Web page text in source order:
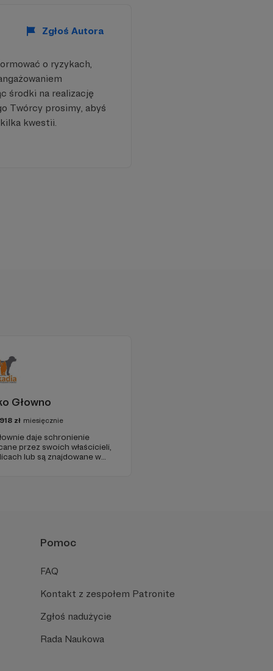
Zgłoś Autora
o ryzykach,
środki na realizację
Twórcy prosimy, abyś
kilka kwestii.
Głowno
zł miesięcznie
daje schronienie
przez swoich właścicieli,
lub są znajdowane w
Pomoc
FAQ
Kontakt z zespołem Patronite
Zgłoś nadużycie
Rada Naukowa